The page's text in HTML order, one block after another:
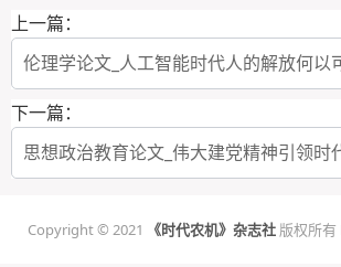
上一篇：
伦理学论文_人工智能时代人的解放何以
下一篇：
思想政治教育论文_伟大建党精神引领时
Copyright © 2021 《时代农机》杂志社版权所有